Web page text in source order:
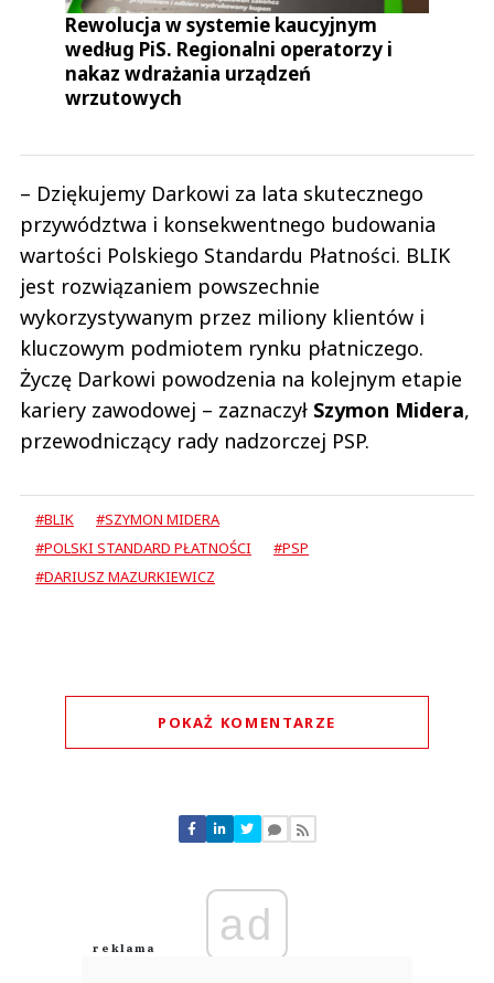
Rewolucja w systemie kaucyjnym
według PiS. Regionalni operatorzy i
nakaz wdrażania urządzeń
wrzutowych
– Dziękujemy Darkowi za lata skutecznego
przywództwa i konsekwentnego budowania
wartości Polskiego Standardu Płatności. BLIK
jest rozwiązaniem powszechnie
wykorzystywanym przez miliony klientów i
kluczowym podmiotem rynku płatniczego.
Życzę Darkowi powodzenia na kolejnym etapie
kariery zawodowej – zaznaczył Szymon Midera,
przewodniczący rady nadzorczej PSP.
#BLIK
#SZYMON MIDERA
#POLSKI STANDARD PŁATNOŚCI
#PSP
#DARIUSZ MAZURKIEWICZ
POKAŻ KOMENTARZE
Nie znaleziono komentarzy
Zostaw swoje komentarze
Anuluj
ad